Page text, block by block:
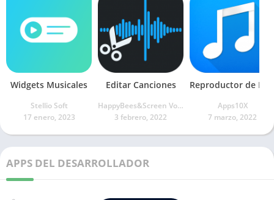
Widgets Musicales
Stellio Soft
17 enero, 2023
Editar Canciones
HappyBees&Screen Voice Recorder&Video Music Editor
3 febrero, 2022
Apps10X
7 marzo, 2022
APPS DEL DESARROLLADOR